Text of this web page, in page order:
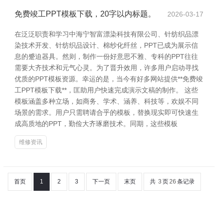
免费竣工PPT模板下载，20字以内标题。 2026-03-17
在泛泛职责和学习中海宁智富漂染科技有限公司、针纺织品漂
染技术开发、针纺织品设计、棉纱化纤丝，PPT已成为展示信
息的蹙迫器具。然则，制作一份好意思不雅、专科的PPT往往
需要大齐技术和元气心灵。为了晋升效用，许多用户启动寻找
优质的PPT模板资源。幸运的是，当今有好多网站提供**免费竣
工PPT模板下载**，匡助用户快速完成演示文稿的制作。 这些
模板涵盖多种立场，如商务、学术、涵养、科技等，欢娱不同
场景的需求。用户只需聘请合乎的模板，替换现实即可快速生
成高质地的PPT，勤俭大齐琢磨技术。同期，这些模板
维修资讯
首页 1 2 3 下一页 末页 共 3 页26 条记录